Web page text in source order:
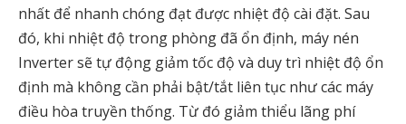
nhất để nhanh chóng đạt được nhiệt độ cài đặt. Sau
đó, khi nhiệt độ trong phòng đã ổn định, máy nén
Inverter sẽ tự động giảm tốc độ và duy trì nhiệt độ ổn
định mà không cần phải bật/tắt liên tục như các máy
điều hòa truyền thống. Từ đó giảm thiểu lãng phí